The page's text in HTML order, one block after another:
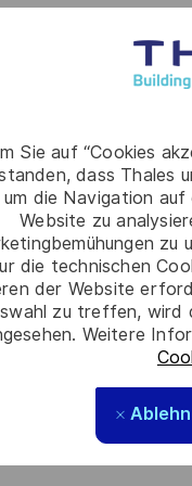
Sie auf “Cookies
dass Thales
um die Navigation
Website zu
zu
die technischen
der Website
zu treffen, wird
Weitere
des
pour
et contribuer à
formation
Exchange Online et
approfondie de
du système
ainsi que les
SE, ainsi que des
et des